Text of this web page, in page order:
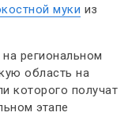
муки из
региональном
область на
которого получат
этапе